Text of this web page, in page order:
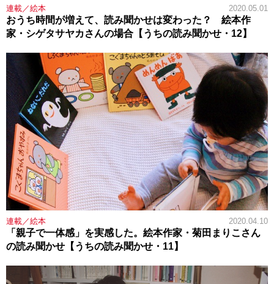
連載／絵本 2020.05.01
おうち時間が増えて、読み聞かせは変わった？ 絵本作
家・シゲタサヤカさんの場合【うちの読み聞かせ・12】
連載／絵本 2020.04.10
「親子で一体感」を実感した。絵本作家・菊田まりこさん
の読み聞かせ【うちの読み聞かせ・11】